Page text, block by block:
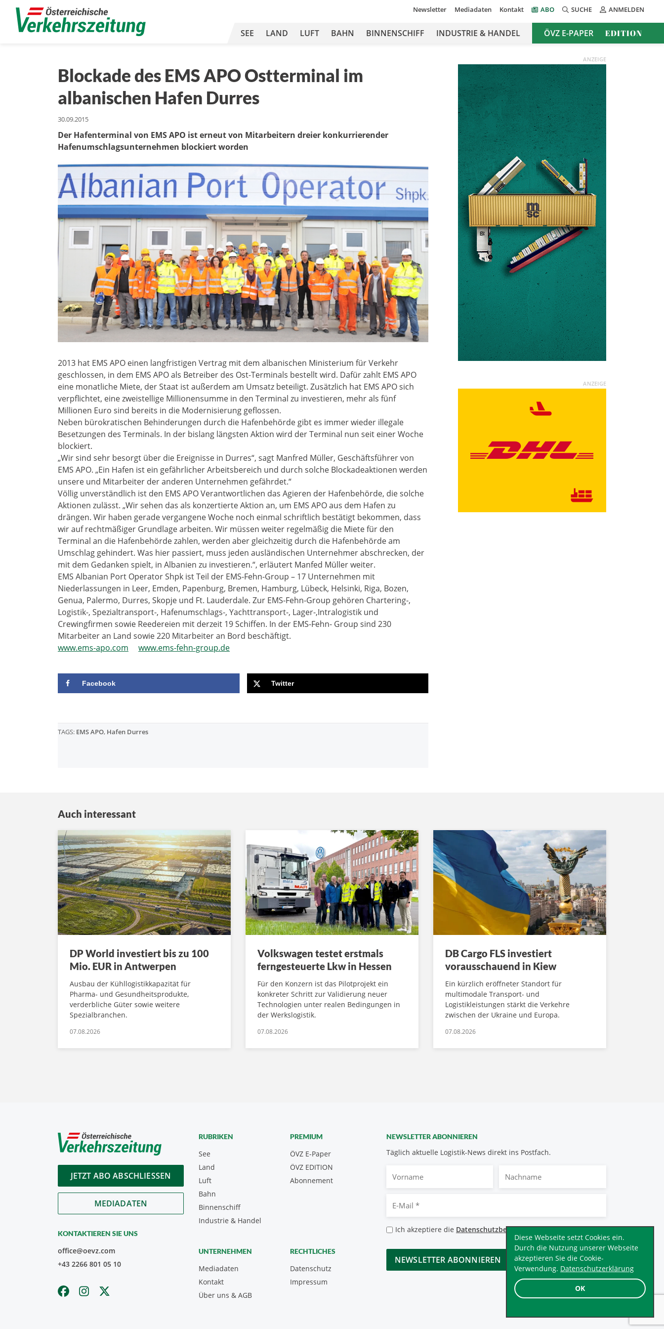
OK
Diese Webseite setzt Cookies ein.
Durch die Nutzung unserer Webseite
akzeptieren Sie die Cookie-
Verwendung. Datenschutzerklärung
Newsletter Mediadaten Kontakt ABO SUCHE ANMELDEN
SEE LAND LUFT BAHN BINNENSCHIFF INDUSTRIE & HANDEL ÖVZ E-PAPER EDITION
Blockade des EMS APO Ostterminal im
albanischen Hafen Durres
30.09.2015
Der Hafenterminal von EMS APO ist erneut von Mitarbeitern dreier konkurrierender
Hafenumschlagsunternehmen blockiert worden
2013 hat EMS APO einen langfristigen Vertrag mit dem albanischen Ministerium für Verkehr
geschlossen, in dem EMS APO als Betreiber des Ost-Terminals bestellt wird. Dafür zahlt EMS APO
eine monatliche Miete, der Staat ist außerdem am Umsatz beteiligt. Zusätzlich hat EMS APO sich
verpflichtet, eine zweistellige Millionensumme in den Terminal zu investieren, mehr als fünf
Millionen Euro sind bereits in die Modernisierung geflossen.
Neben bürokratischen Behinderungen durch die Hafenbehörde gibt es immer wieder illegale
Besetzungen des Terminals. In der bislang längsten Aktion wird der Terminal nun seit einer Woche
blockiert.
„Wir sind sehr besorgt über die Ereignisse in Durres“, sagt Manfred Müller, Geschäftsführer von
EMS APO. „Ein Hafen ist ein gefährlicher Arbeitsbereich und durch solche Blockadeaktionen werden
unsere und Mitarbeiter der anderen Unternehmen gefährdet.“
Völlig unverständlich ist den EMS APO Verantwortlichen das Agieren der Hafenbehörde, die solche
Aktionen zulässt. „Wir sehen das als konzertierte Aktion an, um EMS APO aus dem Hafen zu
drängen. Wir haben gerade vergangene Woche noch einmal schriftlich bestätigt bekommen, dass
wir auf rechtmäßiger Grundlage arbeiten. Wir müssen weiter regelmäßig die Miete für den
Terminal an die Hafenbehörde zahlen, werden aber gleichzeitig durch die Hafenbehörde am
Umschlag gehindert. Was hier passiert, muss jeden ausländischen Unternehmer abschrecken, der
mit dem Gedanken spielt, in Albanien zu investieren.“, erläutert Manfed Müller weiter.
EMS Albanian Port Operator Shpk ist Teil der EMS-Fehn-Group – 17 Unternehmen mit
Niederlassungen in Leer, Emden, Papenburg, Bremen, Hamburg, Lübeck, Helsinki, Riga, Bozen,
Genua, Palermo, Durres, Skopje und Ft. Lauderdale. Zur EMS-Fehn-Group gehören Chartering-,
Logistik-, Spezialtransport-, Hafenumschlags-, Yachttransport-, Lager-,Intralogistik und
Crewingfirmen sowie Reedereien mit derzeit 19 Schiffen. In der EMS-Fehn- Group sind 230
Mitarbeiter an Land sowie 220 Mitarbeiter an Bord beschäftigt.
www.ems-apo.com
www.ems-fehn-group.de
Facebook Twitter
TAGS: EMS APO, Hafen Durres
ANZEIGE
ANZEIGE
Auch interessant
DP World investiert bis zu 100
Mio. EUR in Antwerpen
Ausbau der Kühllogistikkapazität für
Pharma- und Gesundheitsprodukte,
verderbliche Güter sowie weitere
Spezialbranchen.
07.08.2026
Volkswagen testet erstmals
ferngesteuerte Lkw in Hessen
Für den Konzern ist das Pilotprojekt ein
konkreter Schritt zur Validierung neuer
Technologien unter realen Bedingungen in
der Werkslogistik.
07.08.2026
DB Cargo FLS investiert
vorausschauend in Kiew
Ein kürzlich eröffneter Standort für
multimodale Transport- und
Logistikleistungen stärkt die Verkehre
zwischen der Ukraine und Europa.
07.08.2026
JETZT ABO ABSCHLIESSEN
MEDIADATEN
KONTAKTIEREN SIE UNS
office@oevz.com
+43 2266 801 05 10
NEWSLETTER ABONNIEREN
Täglich aktuelle Logistik-News direkt ins Postfach.
Nachname
Mail
Datenschutzbestimmungen
Ich akzeptiere die Datenschutzbestimmungen.*
CAPTCHA
RUBRIKEN
See
Land
Luft
Bahn
Binnenschiff
Industrie & Handel
PREMIUM
ÖVZ E-Paper
Abonnement
ÖVZ EDITION
UNTERNEHMEN
Mediadaten
Kontakt
Über uns & AGB
RECHTLICHES
Datenschutz
Impressum